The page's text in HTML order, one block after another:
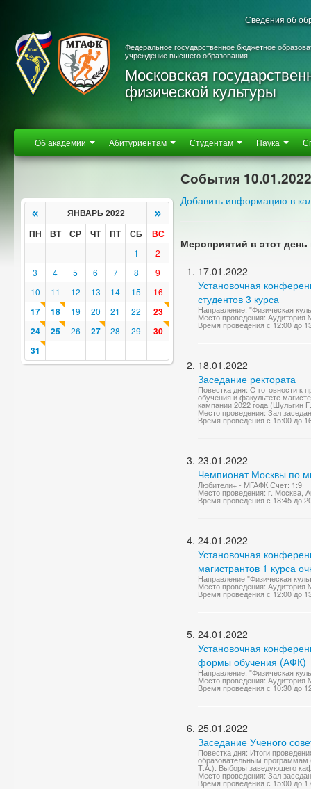
Сведения об
Федеральное государственное бюджетное
учреждение высшего образования
Московская
физической культуры
Об академии Абитуриентам Студентам Наука
« ЯНВАРЬ 2022 »
ПН ВТ СР ЧТ ПТ СБ ВС
1
2
3
4 5 6 7 8
9
10
11 12 13 14 15 16
17 18 19 20 21 22
23
24
25 26 27 28 29
30
31
События 10.01.2022
Добавить информацию в
Мероприятий в этот день
17.01.2022
Установочная
студентов 3 курса
Направление: "Физическая
Место проведения:
Время проведения с 12:00 до
18.01.2022
Заседание ректората
Повестка дня: О готовности к
обучения и факультете
кампании 2022 года (Шульгин
Место проведения: Зал
Время проведения с 15:00 до
23.01.2022
Чемпионат Москвы по
Любители+ - МГАФК Счет: 1:9
Место проведения: г. Москва,
Время проведения с 18:45 до
24.01.2022
Установочная
магистрантов 1 курса
Направление "Физическая
Место проведения:
Время проведения с 12:00 до
24.01.2022
Установочная
формы обучения (АФК)
Направление: "Физическая
Место проведения:
Время проведения с 10:30 до
25.01.2022
Заседание Ученого
Повестка дня: Итоги
образовательным программам
Т.А.). Выборы заведующего
Место проведения: Зал
Время проведения с 15:00 до